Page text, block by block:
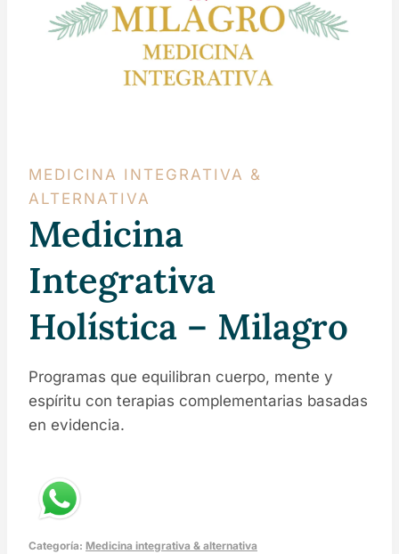
MEDICINA INTEGRATIVA &
ALTERNATIVA
Medicina
Integrativa
Holística – Milagro
Programas que equilibran cuerpo, mente y
espíritu con terapias complementarias basadas
en evidencia.
Categoría: Medicina integrativa & alternativa